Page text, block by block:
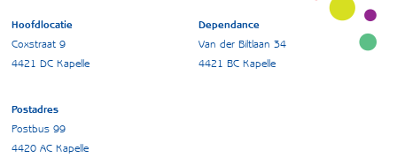
Hoofdlocatie
Coxstraat 9
4421 DC Kapelle
Dependance
Van der Biltlaan 34
4421 BC Kapelle
Postadres
Postbus 99
4420 AC Kapelle